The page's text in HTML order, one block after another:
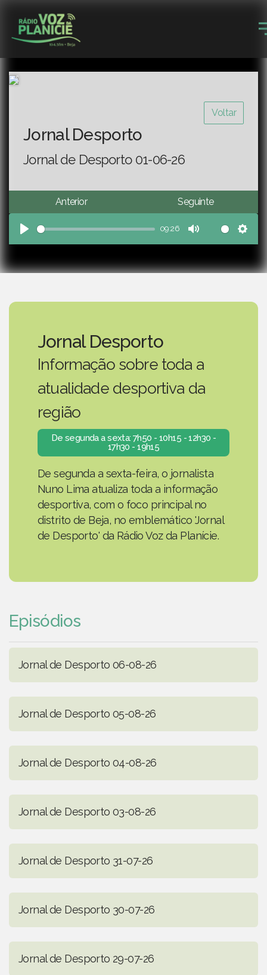
Voltar
Jornal Desporto
Jornal de Desporto 01-06-26
Anterior Seguinte
Play
09:26
Mute
Jornal Desporto
Informação sobre toda a
atualidade desportiva da
região
De segunda a sexta: 7h50 - 10h15 - 12h30 -
17h30 - 19h15
De segunda a sexta-feira, o jornalista
Nuno Lima atualiza toda a informação
desportiva, com o foco principal no
distrito de Beja, no emblemático 'Jornal
de Desporto' da Rádio Voz da Planície.
Episódios
Jornal de Desporto 06-08-26
Jornal de Desporto 05-08-26
Jornal de Desporto 04-08-26
Jornal de Desporto 03-08-26
Jornal de Desporto 31-07-26
Jornal de Desporto 30-07-26
Jornal de Desporto 29-07-26